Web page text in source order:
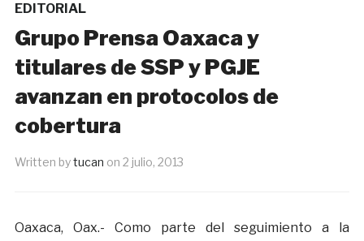
EDITORIAL
Grupo Prensa Oaxaca y
titulares de SSP y PGJE
avanzan en protocolos de
cobertura
Written bytucan on 2 julio, 2013
Oaxaca, Oax.- Como parte del seguimiento a la